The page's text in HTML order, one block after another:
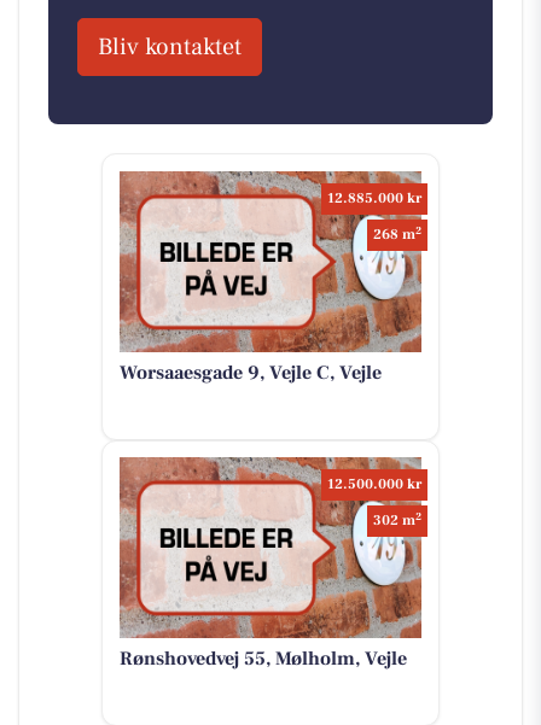
Bliv kontaktet
12.885.000 kr
268 m2
Worsaaesgade 9, Vejle C, Vejle
12.500.000 kr
302 m2
Rønshovedvej 55, Mølholm, Vejle